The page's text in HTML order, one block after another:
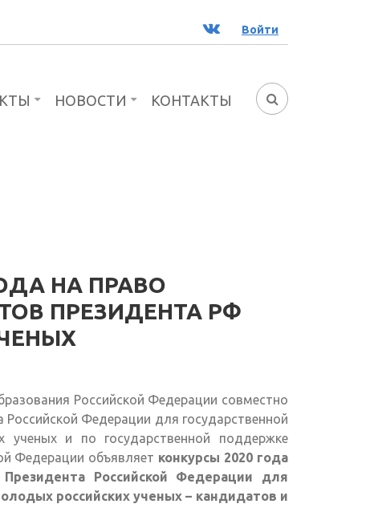
ВК Войти
ФОРМА
НОВОСТИ КОНТАКТЫ
НА ПРАВО
ПРЕЗИДЕНТА РФ
Российской Федерации совместно
Федерации для государственной
ученых и по государственной поддержке
Федерации объявляет конкурсы 2020 года
Российской Федерации для
российских ученых – кандидатов и